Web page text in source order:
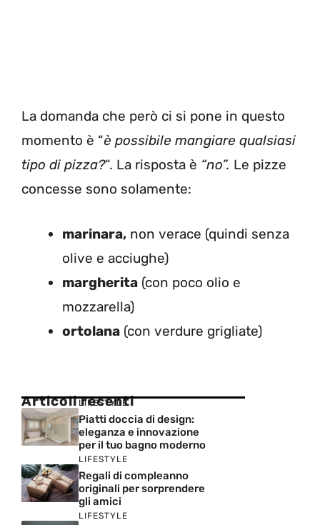
La domanda che però ci si pone in questo
momento è “è possibile mangiare qualsiasi
tipo di pizza?“. La risposta è “no”. Le pizze
concesse sono solamente:
marinara, non verace (quindi senza
olive e acciughe)
margherita (con poco olio e
mozzarella)
ortolana (con verdure grigliate)
Articoli recenti
LIFESTYLE
Piatti doccia di design:
eleganza e innovazione
per il tuo bagno moderno
LIFESTYLE
Regali di compleanno
originali per sorprendere
gli amici
LIFESTYLE